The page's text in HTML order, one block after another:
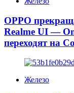
студии
на
фоне
8020
Little
OPPO
Realme UI —
переходят на
Железо